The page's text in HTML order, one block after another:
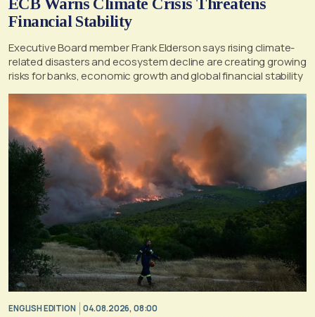
ECB Warns Climate Crisis Threatens
Financial Stability
Executive Board member Frank Elderson says rising climate-
related disasters and ecosystem decline are creating growing
risks for banks, economic growth and global financial stability
ENGLISH EDITION 04.08.2026, 08:00